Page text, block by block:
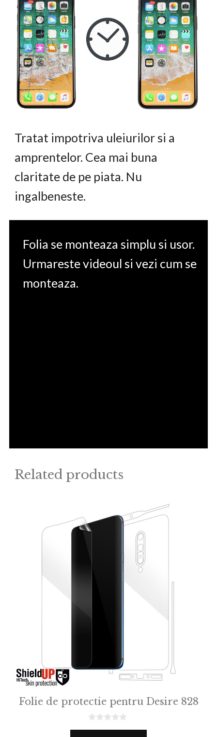
Tratat impotriva uleiurilor si a
amprentelor. Cea mai buna
claritate de pe piata. Nu
ingalbeneste.
Folia se monteaza simplu si usor.
Urmareste videoul si vezi cum se
monteaza.
Related products
Folie de protectie pentru Desire 828
0